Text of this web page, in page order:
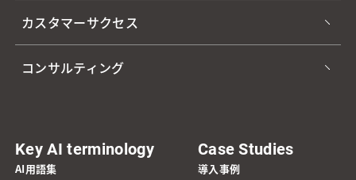
カスタマーサクセス
コンサルティング
Key AI terminology
AI用語集
Case Studies
導入事例